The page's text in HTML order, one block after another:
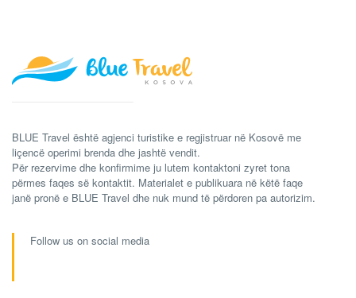
BLUE Travel është agjenci turistike e regjistruar në Kosovë me
liçencë operimi brenda dhe jashtë vendit.
Për rezervime dhe konfirmime ju lutem kontaktoni zyret tona
përmes faqes së kontaktit. Materialet e publikuara në këtë faqe
janë pronë e BLUE Travel dhe nuk mund të përdoren pa autorizim.
Follow us on social media